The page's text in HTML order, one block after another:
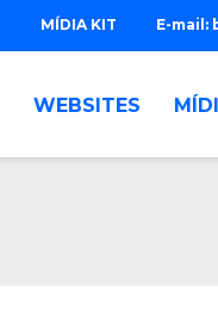
E-mail:
MÍDIA KIT
WEBSITES